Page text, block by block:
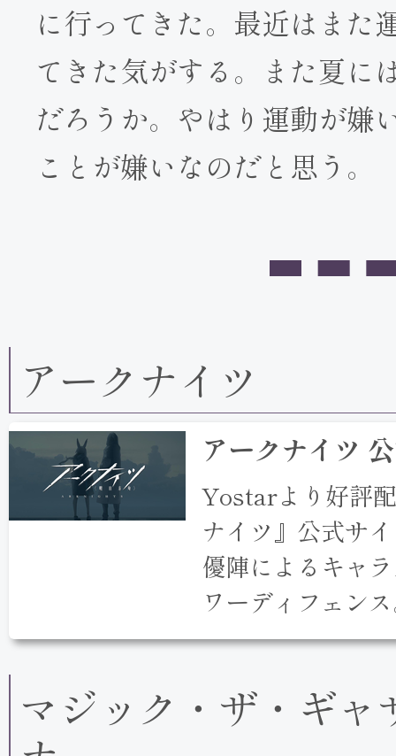
に行ってきた。最近はまた
てきた気がする。また夏に
だろうか。やはり運動が嫌
ことが嫌いなのだと思う。
アークナイツ
アークナイツ
Yostarより好評
ナイツ』公式サ
優陣によるキャ
ワーディフェン
マジック・ザ・ギ